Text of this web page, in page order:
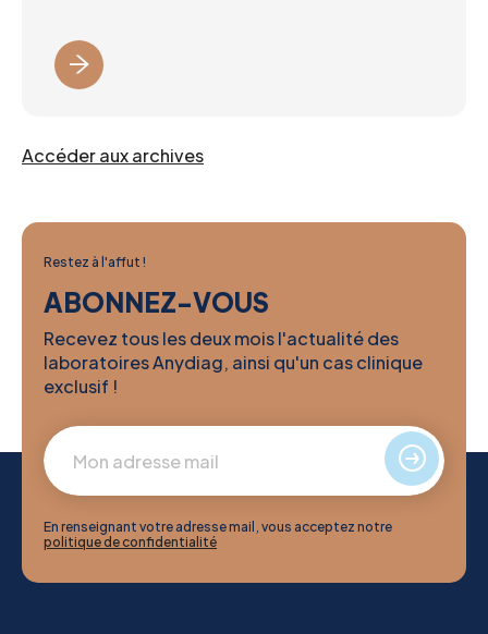
Accéder aux archives
Restez à l'affut !
ABONNEZ-VOUS
Recevez tous les deux mois l'actualité des
laboratoires Anydiag, ainsi qu'un cas clinique
exclusif !
En renseignant votre adresse mail, vous acceptez notre
politique de confidentialité